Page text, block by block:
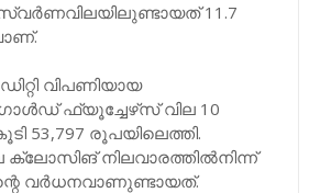
11.7
വിപണിയായ
ഫ്യൂച്ചേഴ്‌സ് വില 10
53,797 രൂപയിലെത്തി.
ക്ലോസിങ് നിലവാരത്തില്‍നിന്ന്
വര്‍ധനവാണുണ്ടായത്.